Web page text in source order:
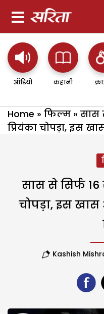
ऑडियो कहानी
Home » फिल्म » सास
प्रियंका चोपड़ा, इस
सास से सिर्फ 16
चोपड़ा, इस खास
Kashish